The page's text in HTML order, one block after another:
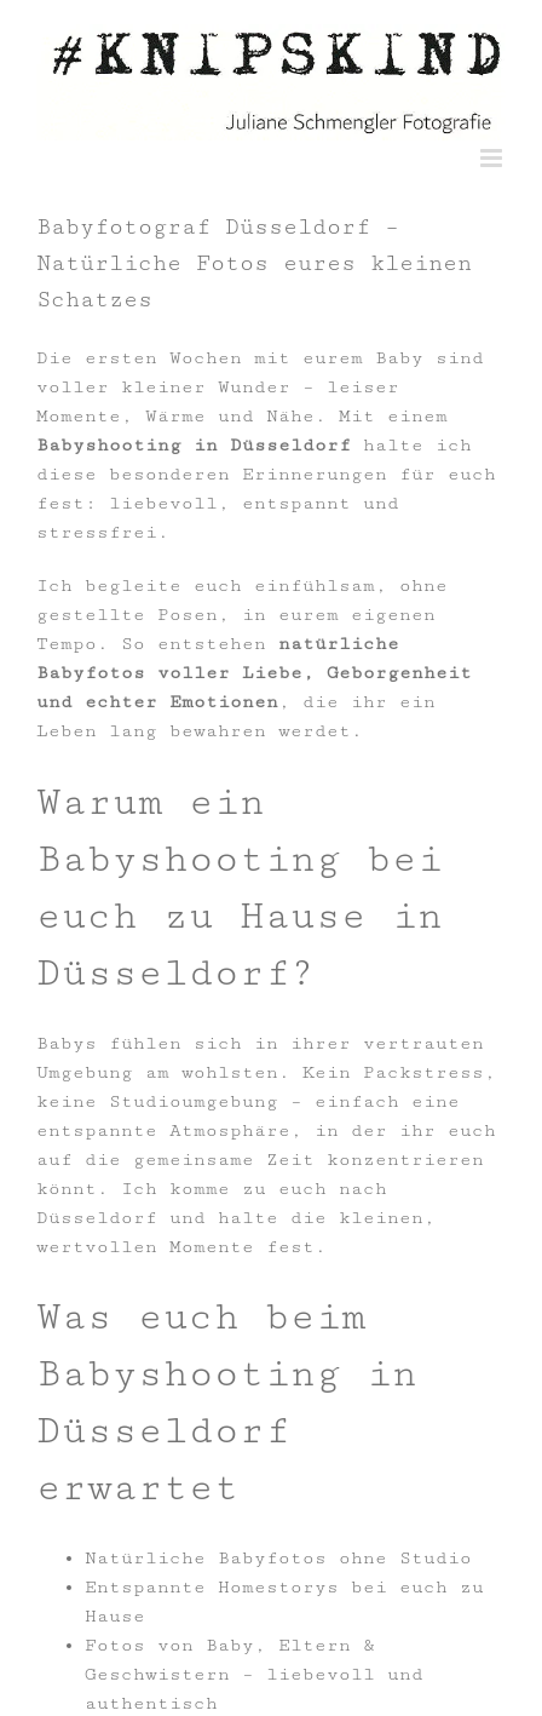
Inhalt
springen
Babyfotograf Düsseldorf –
Natürliche Fotos eures kleinen
Schatzes
Die ersten Wochen mit eurem Baby sind
voller kleiner Wunder – leiser
Momente, Wärme und Nähe. Mit einem
Babyshooting in Düsseldorf halte ich
diese besonderen Erinnerungen für euch
fest: liebevoll, entspannt und
stressfrei.
Ich begleite euch einfühlsam, ohne
gestellte Posen, in eurem eigenen
Tempo. So entstehen natürliche
Babyfotos voller Liebe, Geborgenheit
und echter Emotionen, die ihr ein
Leben lang bewahren werdet.
Warum ein
Babyshooting bei
euch zu Hause in
Düsseldorf?
Babys fühlen sich in ihrer vertrauten
Umgebung am wohlsten. Kein Packstress,
keine Studioumgebung – einfach eine
entspannte Atmosphäre, in der ihr euch
auf die gemeinsame Zeit konzentrieren
könnt. Ich komme zu euch nach
Düsseldorf und halte die kleinen,
wertvollen Momente fest.
Was euch beim
Babyshooting in
Düsseldorf
erwartet
Natürliche Babyfotos ohne Studio
Entspannte Homestorys bei euch zu
Hause
Fotos von Baby, Eltern &
Geschwistern – liebevoll und
authentisch